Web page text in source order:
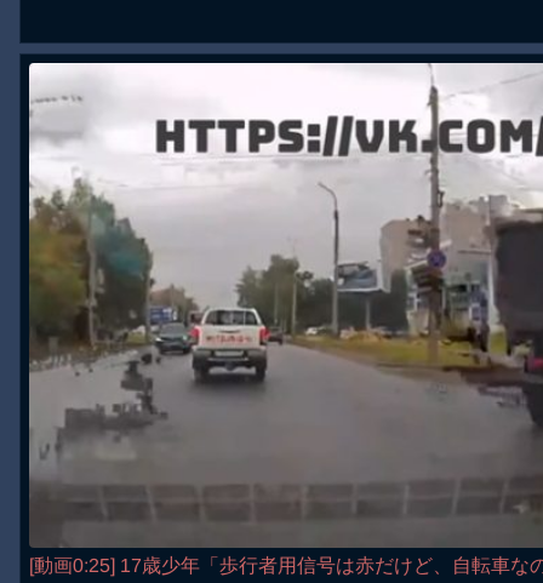
[動画0:25] 17歳少年「歩行者用信号は赤だけど、自転車な